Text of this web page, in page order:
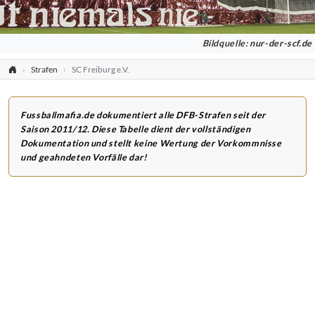
Bildquelle: nur-der-scf.de
Strafen SC Freiburg e.V.
Fussballmafia.de dokumentiert alle DFB-Strafen seit der
Saison 2011/12. Diese Tabelle dient der vollständigen
Dokumentation und stellt keine Wertung der Vorkommnisse
und geahndeten Vorfälle dar!